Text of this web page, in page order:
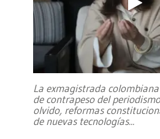
La exmagistrada
de contrapeso del
olvido, reformas
de nuevas tecnologías...